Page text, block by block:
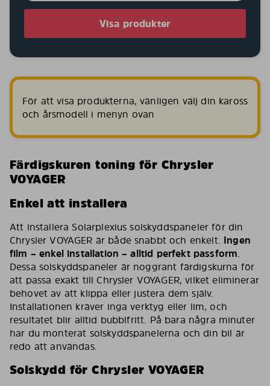
Visa produkter
För att visa produkterna, vänligen välj din kaross
och årsmodell i menyn ovan
Färdigskuren toning för Chrysler
VOYAGER
Enkel att installera
Att installera Solarplexius solskyddspaneler för din
Chrysler VOYAGER är både snabbt och enkelt. Ingen
film – enkel installation – alltid perfekt passform.
Dessa solskyddspaneler är noggrant färdigskurna för
att passa exakt till Chrysler VOYAGER, vilket eliminerar
behovet av att klippa eller justera dem själv.
Installationen kräver inga verktyg eller lim, och
resultatet blir alltid bubblfritt. På bara några minuter
har du monterat solskyddspanelerna och din bil är
redo att användas.
Solskydd för Chrysler VOYAGER